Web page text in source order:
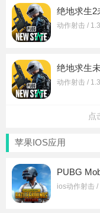
绝地求生2
动作射击 /
绝地求生
动作射击 /
点
苹果IOS应用
PUBG
ios动作射击